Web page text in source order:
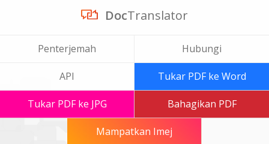
DocTranslator
Penterjemah Hubungi
API Tukar PDF ke Word
Tukar PDF ke JPG Bahagikan PDF
Mampatkan Imej